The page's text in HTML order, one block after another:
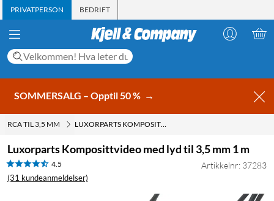
PRIVATPERSON BEDRIFT
SOMMERSALG – Opptil 50 % →
RCA TIL 3,5 MM LUXORPARTS KOMPOSITTVIDEO MED LYD TIL 3,5 MM 1 M
Luxorparts Komposittvideo med lyd til 3,5 mm 1 m
4.5
(31 kundeanmeldelser)
Artikkelnr: 37283